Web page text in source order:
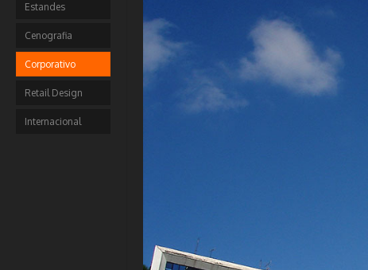
Estandes
Cenografia
Corporativo
Retail Design
Internacional